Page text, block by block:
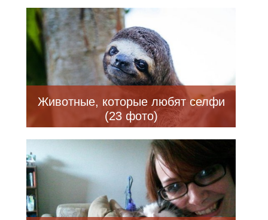
Животные, которые любят селфи
(23 фото)